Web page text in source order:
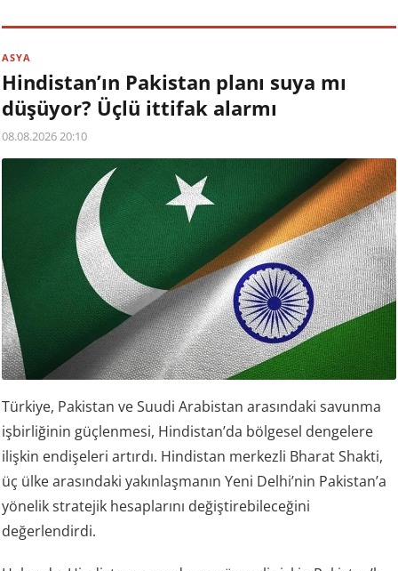
ASYA
Hindistan’ın Pakistan planı suya mı
düşüyor? Üçlü ittifak alarmı
08.08.2026 20:10
Türkiye, Pakistan ve Suudi Arabistan arasındaki savunma
işbirliğinin güçlenmesi, Hindistan’da bölgesel dengelere
ilişkin endişeleri artırdı. Hindistan merkezli Bharat Shakti,
üç ülke arasındaki yakınlaşmanın Yeni Delhi’nin Pakistan’a
yönelik stratejik hesaplarını değiştirebileceğini
değerlendirdi.